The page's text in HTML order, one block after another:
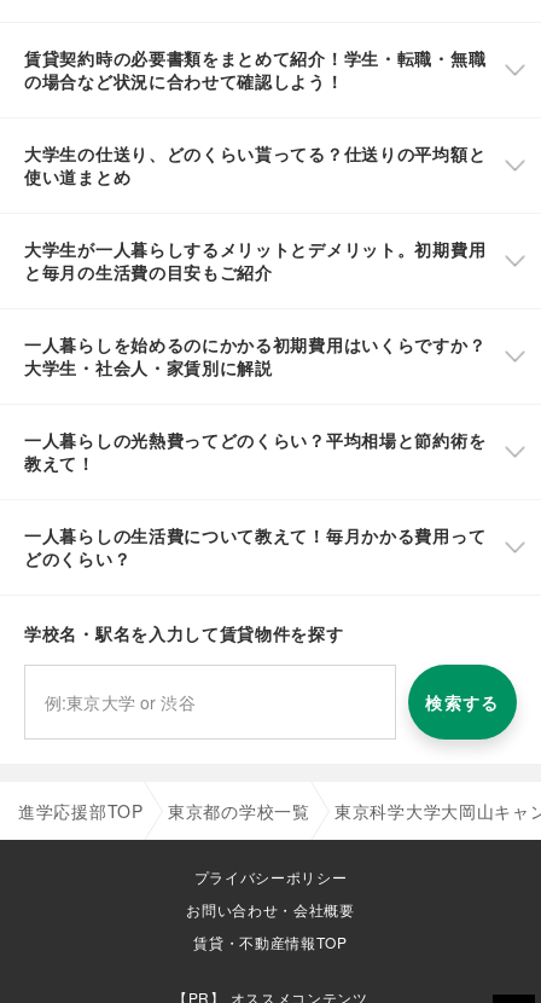
賃貸契約時の必要書類をまとめて紹介！学生・転職・無職
の場合など状況に合わせて確認しよう！
大学生の仕送り、どのくらい貰ってる？仕送りの平均額と
使い道まとめ
大学生が一人暮らしするメリットとデメリット。初期費用
と毎月の生活費の目安もご紹介
一人暮らしを始めるのにかかる初期費用はいくらですか？
大学生・社会人・家賃別に解説
一人暮らしの光熱費ってどのくらい？平均相場と節約術を
教えて！
一人暮らしの生活費について教えて！毎月かかる費用って
どのくらい？
学校名・駅名を入力して賃貸物件を探す
検索する
進学応援部TOP 東京都の学校一覧 東京科学大学大岡山キャ
プライバシーポリシー
お問い合わせ・会社概要
賃貸・不動産情報TOP
オススメコンテンツ